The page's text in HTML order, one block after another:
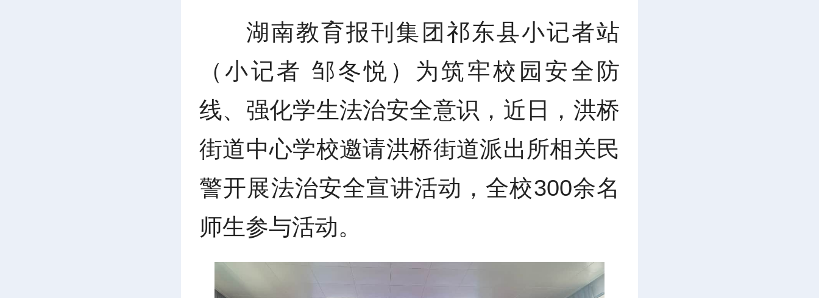
湖南教育报刊集团祁东县小记者站
（小记者 邹冬悦）为筑牢校园安全防
线、强化学生法治安全意识，近日，洪桥
街道中心学校邀请洪桥街道派出所相关民
警开展法治安全宣讲活动，全校300余名
师生参与活动。